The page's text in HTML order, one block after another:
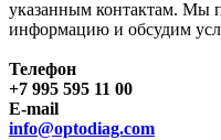
указанным контактам. Мы
информацию и обсудим
Телефон
+7 995 595 11 00
E-mail
info@optodiag.com